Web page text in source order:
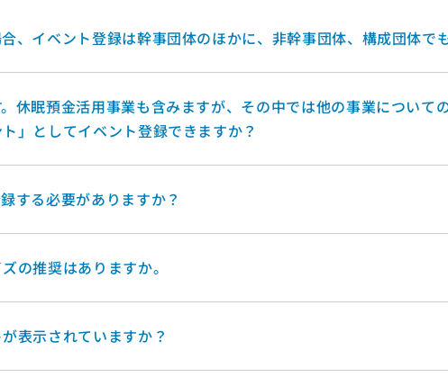
、イベント登録は幹事団体のほかに、非幹事団体、構成団体で
休眠預金活用事業も含みますが、その中では他の事業について
」としてイベント登録できますか？
する必要がありますか？
の推奨はありますか。
表示されていますか？